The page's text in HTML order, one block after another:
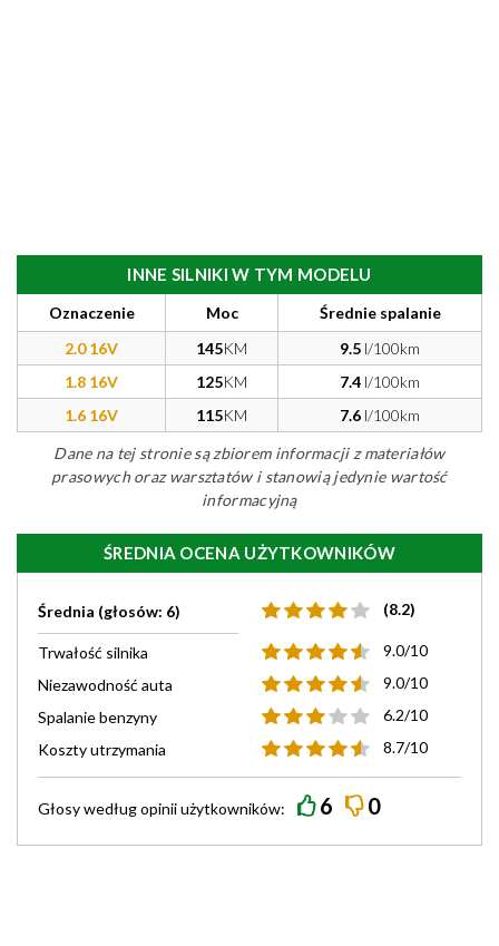
INNE SILNIKI W TYM MODELU
Oznaczenie Moc
Średnie spalanie
2.0 16V
145KM 9.5 l/100km
1.8 16V
125KM 7.4 l/100km
1.6 16V
115KM 7.6 l/100km
Dane na tej stronie są zbiorem informacji z materiałów
prasowych oraz warsztatów i stanowią jedynie wartość
informacyjną
ŚREDNIA OCENA UŻYTKOWNIKÓW
Średnia (głosów: 6) (8.2)
Trwałość silnika
9.0/10
Niezawodność auta
9.0/10
Spalanie benzyny
6.2/10
Koszty utrzymania
8.7/10
Głosy wedługopiniiużytkowników: 6 0